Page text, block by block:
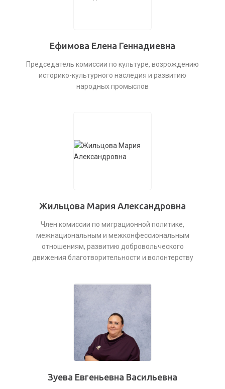
Ефимова Елена Геннадиевна
Председатель комиссии по культуре, возрождению
историко-культурного наследия и развитию
народных промыслов
Жильцова Мария Александровна
Член комиссии по миграционной политике,
межнациональным и межконфессиональным
отношениям, развитию добровольческого
движения благотворительности и волонтерству
Зуева Евгеньевна Васильевна